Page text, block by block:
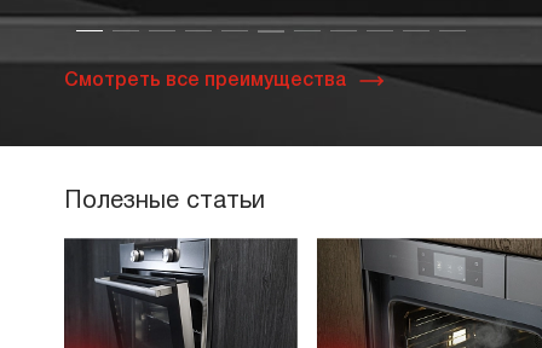
Смотреть все преимущества
Полезные статьи